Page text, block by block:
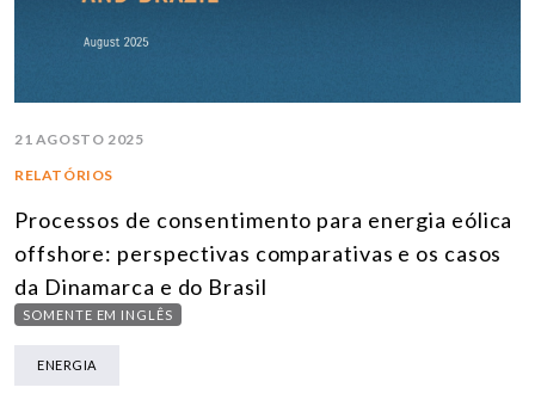
21 AGOSTO 2025
RELATÓRIOS
Processos de consentimento para energia eólica
offshore: perspectivas comparativas e os casos
da Dinamarca e do Brasil
SOMENTE EM INGLÊS
ENERGIA